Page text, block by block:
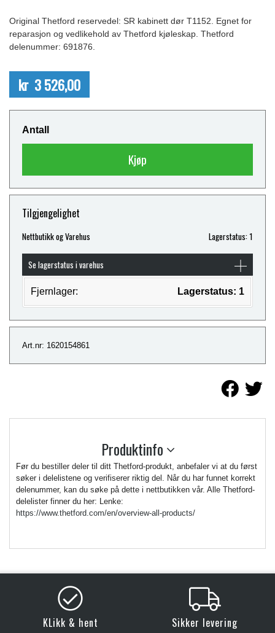
Original Thetford reservedel: SR kabinett dør T1152. Egnet for
reparasjon og vedlikehold av Thetford kjøleskap. Thetford
delenummer: 691876.
kr 3 526,00
Antall
Kjøp
Tilgjengelighet
Nettbutikk og Varehus Lagerstatus: 1
Se lagerstatus i varehus
Fjernlager: Lagerstatus: 1
Art.nr: 1620154861
Produktinfo
Før du bestiller deler til ditt Thetford-produkt, anbefaler vi at du først
søker i delelistene og verifiserer riktig del. Når du har funnet korrekt
delenummer, kan du søke på dette i nettbutikken vår. Alle Thetford-
delelister finner du her: Lenke:
https://www.thetford.com/en/overview-all-products/
KLikk & hent Sikker levering